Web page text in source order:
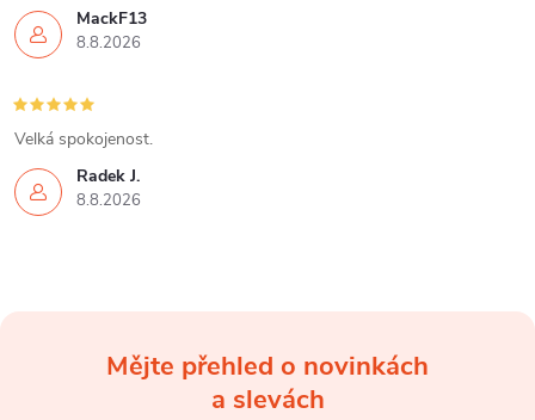
MackF13
8.8.2026
Radek J.
8.8.2026
Velká spokojenost.
Mějte přehled o novinkách
a slevách